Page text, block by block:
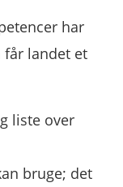
har
får landet et
liste over
bruge; det